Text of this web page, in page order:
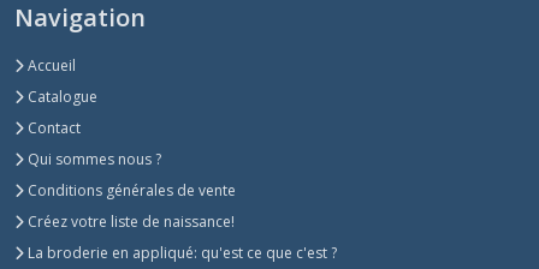
Navigation
Accueil
Catalogue
Contact
Qui sommes nous ?
Conditions générales de vente
Créez votre liste de naissance!
La broderie en appliqué: qu'est ce que c'est ?